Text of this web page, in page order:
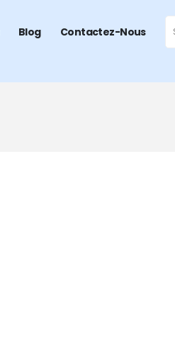
Blog Contactez-Nous